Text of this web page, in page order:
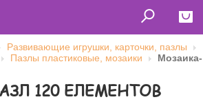
Close
Развивающие игрушки, карточки, пазлы
Пазлы пластиковые, мозаики
Мозаика-
120 ЕЛЕМЕНТОВ